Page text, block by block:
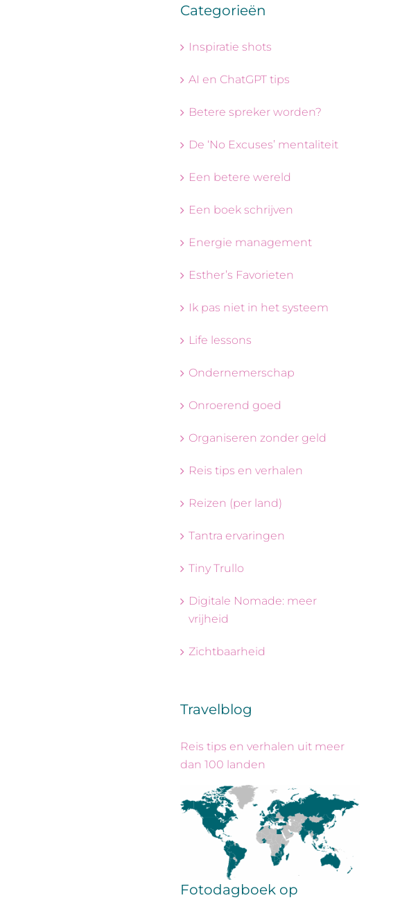
Categorieën
Inspiratie shots
AI en ChatGPT tips
Betere spreker worden?
De ‘No Excuses’ mentaliteit
Een betere wereld
Een boek schrijven
Energie management
Esther’s Favorieten
Ik pas niet in het systeem
Life lessons
Ondernemerschap
Onroerend goed
Organiseren zonder geld
Reis tips en verhalen
Reizen (per land)
Tantra ervaringen
Tiny Trullo
Digitale Nomade: meer
vrijheid
Zichtbaarheid
Travelblog
Reis tips en verhalen uit meer
dan 100 landen
Fotodagboek op